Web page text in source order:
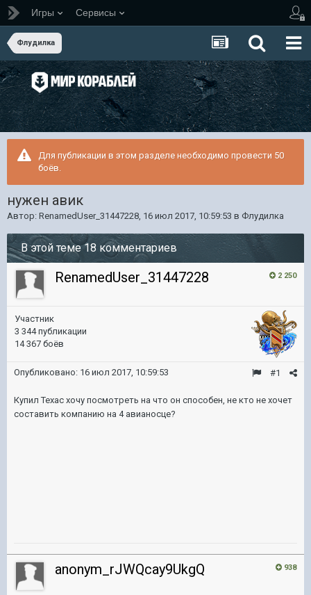
Игры Сервисы
Флудилка
Для публикации в этом разделе необходимо провести 50
боёв.
нужен авик
Автор: RenamedUser_31447228, 16 июл 2017, 10:59:53 в Флудилка
В этой теме 18 комментариев
2 250
RenamedUser_31447228
Участник
3 344 публикации
14 367 боёв
#1
Опубликовано: 16 июл 2017, 10:59:53
Купил Техас хочу посмотреть на что он способен, не кто не хочет
составить компанию на 4 авианосце?
938
anonym_rJWQcay9UkgQ